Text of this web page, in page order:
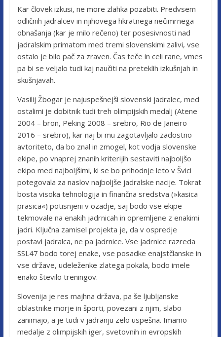
Kar človek izkusi, ne more zlahka pozabiti. Predvsem
odličnih jadralcev in njihovega hkratnega nečimrnega
obnašanja (kar je milo rečeno) ter posesivnosti nad
jadralskim primatom med tremi slovenskimi zalivi, vse
ostalo je bilo pač za zraven. Čas teče in celi rane, vmes
pa bi se veljalo tudi kaj naučiti na preteklih izkušnjah in
skušnjavah.
Vasilij Žbogar je najuspešnejši slovenski jadralec, med
ostalimi je dobitnik tudi treh olimpijskih medalj (Atene
2004 – bron, Peking 2008 – srebro, Rio de Janeiro
2016 – srebro), kar naj bi mu zagotavljalo zadostno
avtoriteto, da bo znal in zmogel, kot vodja slovenske
ekipe, po vnaprej znanih kriterijih sestaviti najboljšo
ekipo med najboljšimi, ki se bo prihodnje leto v Švici
potegovala za naslov najboljše jadralske nacije. Tokrat
bosta visoka tehnologija in finančna sredstva (»kasica
prasica«) potisnjeni v ozadje, saj bodo vse ekipe
tekmovale na enakih jadrnicah in opremljene z enakimi
jadri. Ključna zamisel projekta je, da v ospredje
postavi jadralca, ne pa jadrnice. Vse jadrnice razreda
SSL47 bodo torej enake, vse posadke enajstčlanske in
vse države, udeleženke zlatega pokala, bodo imele
enako število treningov.
Slovenija je res majhna država, pa še ljubljanske
oblastnike morje in športi, povezani z njim, slabo
zanimajo, a je tudi v jadranju zelo uspešna. Imamo
medalje z olimpijskih iger, svetovnih in evropskih